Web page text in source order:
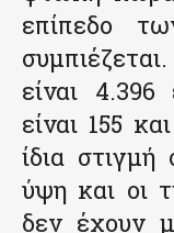
επίπεδο
είναι
είναι 155
ίδια
ύψη και οι
δεν έχουν